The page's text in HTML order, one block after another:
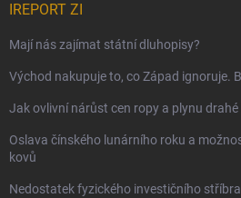
IREPORT ZI
Mají nás zajímat státní dluhopisy?
Východ nakupuje to, co Západ ignoruje.
Jak ovlivní nárůst cen ropy a plynu drahé
Oslava čínského lunárního roku a
kovů
Nedostatek fyzického investičního